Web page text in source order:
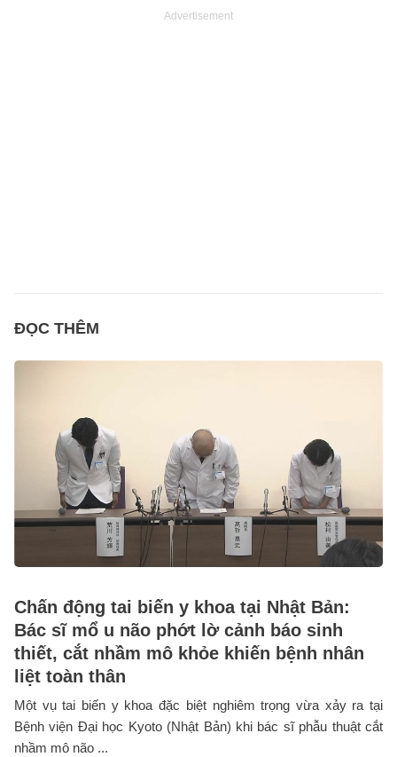
Advertisement
ĐỌC THÊM
Chấn động tai biến y khoa tại Nhật Bản:
Bác sĩ mổ u não phớt lờ cảnh báo sinh
thiết, cắt nhầm mô khỏe khiến bệnh nhân
liệt toàn thân
Một vụ tai biến y khoa đặc biệt nghiêm trọng vừa xảy ra tại
Bệnh viện Đại học Kyoto (Nhật Bản) khi bác sĩ phẫu thuật cắt
nhầm mô não ...